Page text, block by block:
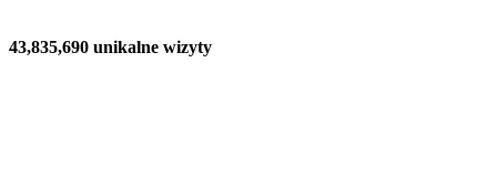
43,835,690 unikalne wizyty